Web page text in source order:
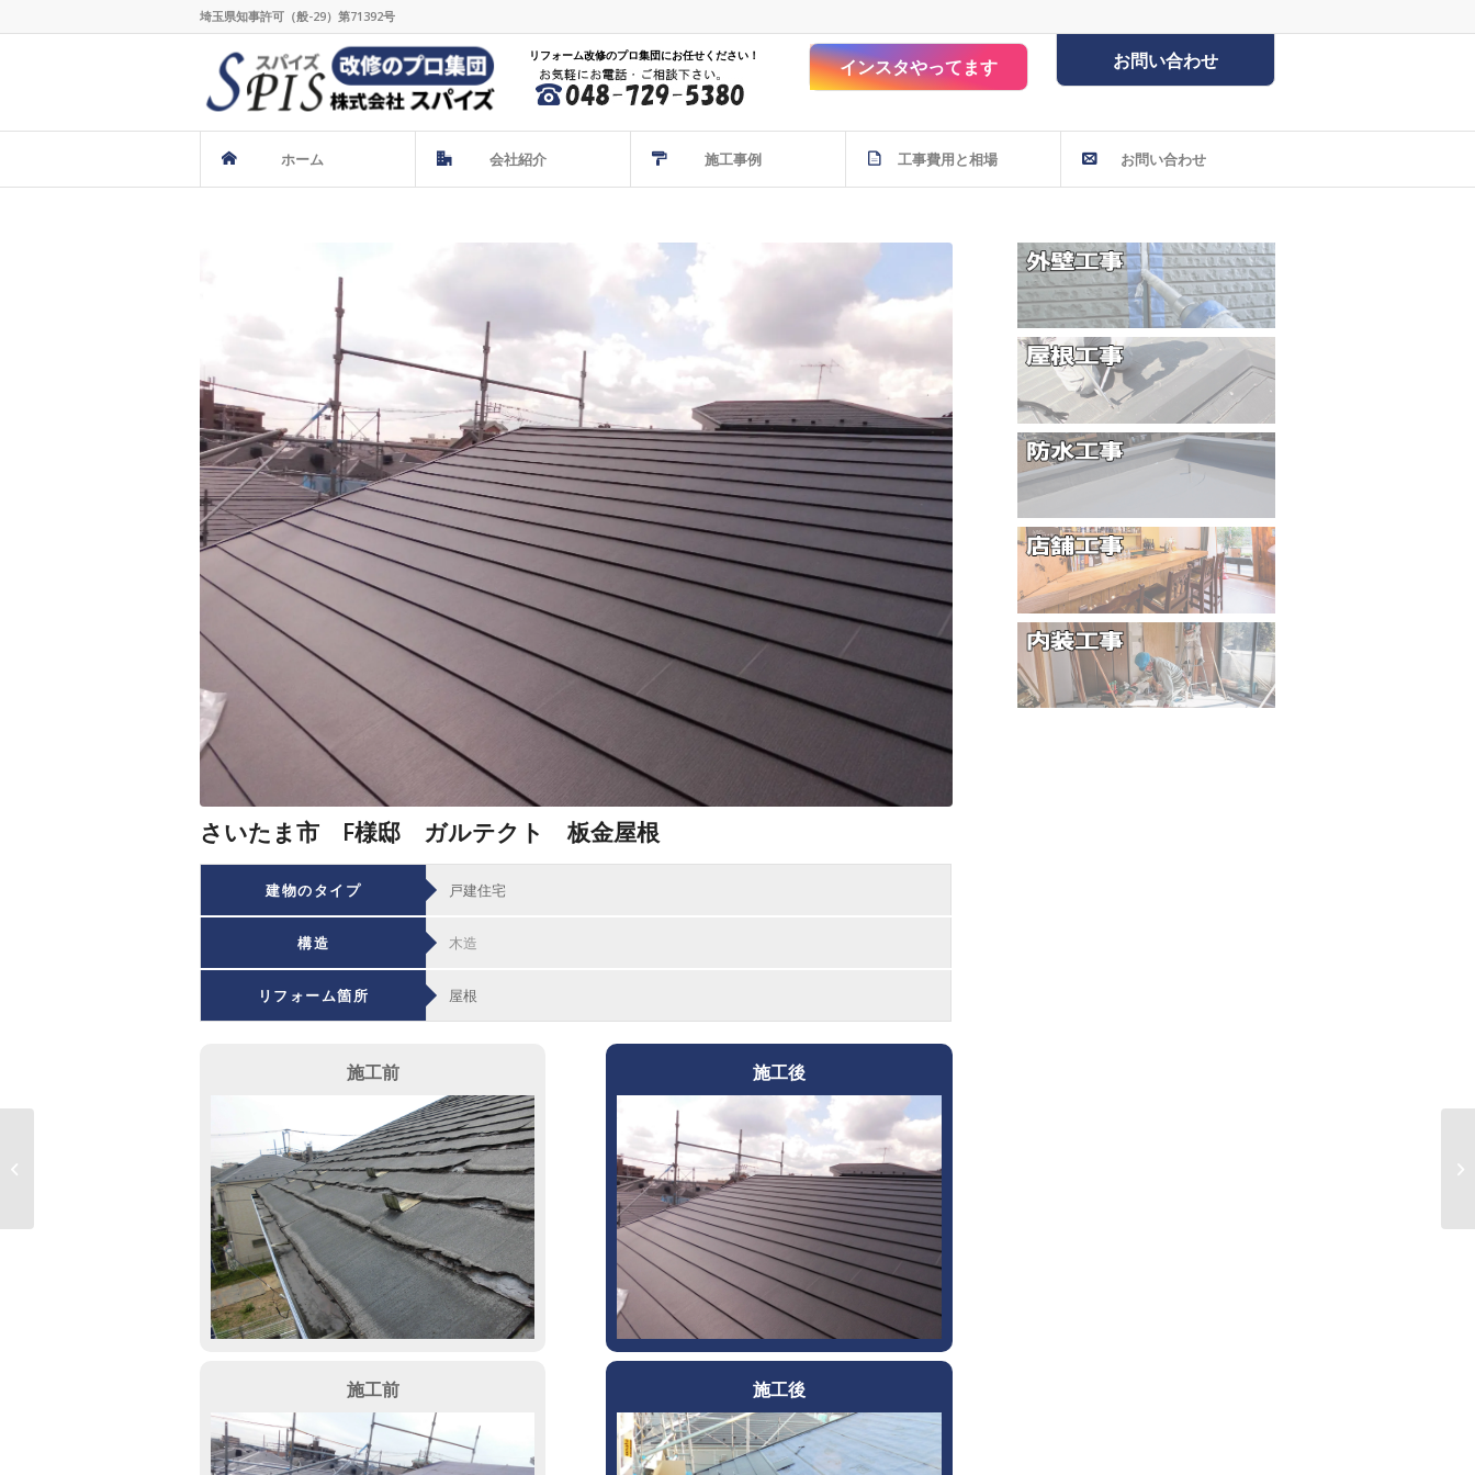
埼玉県知事許可（般-29）第71392号
リフォーム改修のプロ集団にお任せください！ お問い合わせ
インスタやってます
ホーム 会社紹介 施工事例 工事費用と相場 お問い合わせ
さいたま市 F様邸 ガルテクト 板金屋根
建物のタイプ 戸建住宅
構造 木造
リフォーム箇所 屋根
施工前 施工後
施工前 施工後